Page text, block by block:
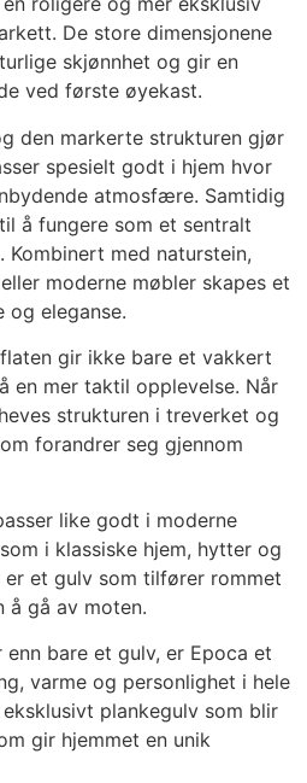
De store dimensjonene
skjønnhet og gir en
ved første øyekast.
den markerte strukturen gjør
spesielt godt i hjem hvor
atmosfære. Samtidig
å fungere som et sentralt
Kombinert med naturstein,
moderne møbler skapes et
og eleganse.
gir ikke bare et vakkert
en mer taktil opplevelse. Når
strukturen i treverket og
forandrer seg gjennom
like godt i moderne
i klassiske hjem, hytter og
et gulv som tilfører rommet
å gå av moten.
bare et gulv, er Epoca et
varme og personlighet i hele
plankegulv som blir
gir hjemmet en unik